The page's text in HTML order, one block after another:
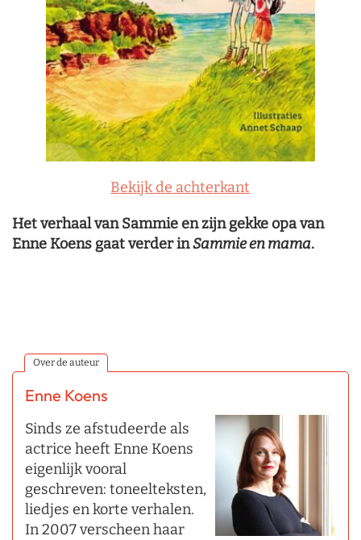
Bekijk de achterkant
Het verhaal van Sammie en zijn gekke opa van
Enne Koens gaat verder inSammie en mama.
Over de auteur
Enne Koens
Sinds ze afstudeerde als
actrice heeft Enne Koens
eigenlijk vooral
geschreven: toneelteksten,
liedjes en korte verhalen.
In 2007 verscheen haar